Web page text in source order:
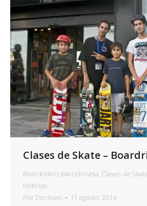
Clases de Skate –
Boardriders Barceloneta, Clases de
Noticias
Por Doctown 11 agosto, 2014